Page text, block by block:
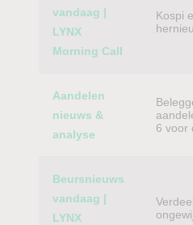
vandaag |
LYNX
Morning Call
Kospi
Aandelen
nieuws &
analyse
6 voor
Beursnieuws
vandaag |
LYNX